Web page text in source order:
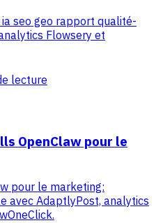
seo geo rapport qualité-
Flowsery et
lecture
OpenClaw pour le
pour le marketing:
avec AdaptlyPost, analytics